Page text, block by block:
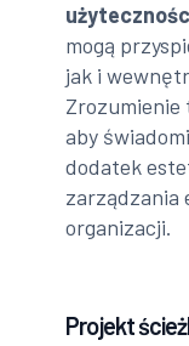
mogą
jak i
Zrozumienie
aby
dodatek
zarządzania
organizacji.
Projekt